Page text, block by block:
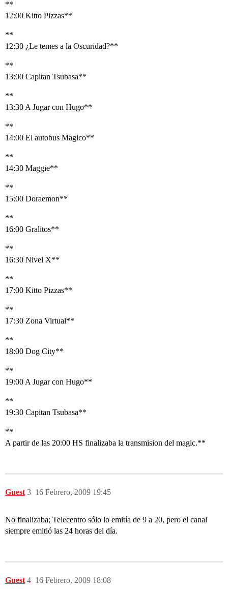
**
12:00 Kitto Pizzas**
**
12:30 ¿Le temes a la Oscuridad?**
**
13:00 Capitan Tsubasa**
**
13:30 A Jugar con Hugo**
**
14:00 El autobus Magico**
**
14:30 Maggie**
**
15:00 Doraemon**
**
16:00 Gralitos**
**
16:30 Nivel X**
**
17:00 Kitto Pizzas**
**
17:30 Zona Virtual**
**
18:00 Dog City**
**
19:00 A Jugar con Hugo**
**
19:30 Capitan Tsubasa**
**
A partir de las 20:00 HS finalizaba la transmision del magic.**
Guest 16 Febrero, 2009 19:45
3
No finalizaba; Telecentro sólo lo emitía de 9 a 20, pero el canal
siempre emitió las 24 horas del día.
Guest 16 Febrero, 2009 18:08
4